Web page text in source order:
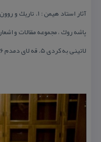
لاتینی به كردی ۵. قه لای دمدم ۶. شازاده وگه دا ۷. هه ورای خالی